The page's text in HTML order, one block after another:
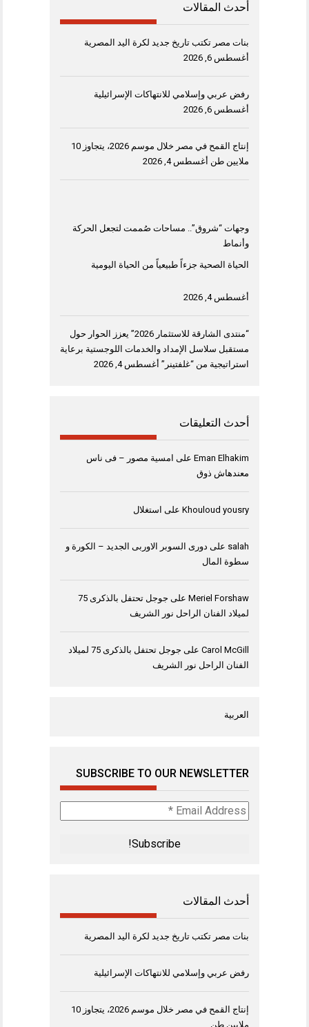
أحدث المقالات
بنات مصر تكتب تاريخ جديد لكرة اليد المصرية
أغسطس 6, 2026
رفض عربي وإسلامي للانتهاكات الإسرائيلية
أغسطس 6, 2026
إنتاج القمح في مصر خلال موسم 2026، يتجاوز 10
ملايين طن أغسطس 4, 2026
وجهات “شروق”.. مساحات صُممت لتجعل الحركة
وأنماط
الحياة الصحية جزءاً طبيعياً من الحياة اليومية
أغسطس 4, 2026
“منتدى الشارقة للاستثمار 2026” يعزز الحوار حول
مستقبل سلاسل الإمداد والخدمات اللوجستية برعاية
استراتيجية من “غلفتينر” أغسطس 4, 2026
أحدث التعليقات
Eman Elhakim على امسية مصور – فى ناس
معندهاش ذوق
Khouloud yousry على استغلال
salah على دورى السوبر الاوربى الجديد – الكورة و
سطوة المال
Meriel Forshaw على
جوجل تحتفل بالذكرى 75
لميلاد الفنان الراحل نور الشريف
Carol McGill على
جوجل تحتفل بالذكرى 75 لميلاد
الفنان الراحل نور الشريف
العربية
SUBSCRIBE TO OUR NEWSLETTER
Email
Address
أحدث المقالات
بنات مصر تكتب تاريخ جديد لكرة اليد المصرية
رفض عربي وإسلامي للانتهاكات الإسرائيلية
إنتاج القمح في مصر خلال موسم 2026، يتجاوز 10
ملايين طن